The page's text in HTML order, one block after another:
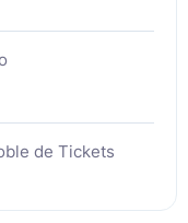
de Tickets